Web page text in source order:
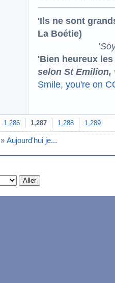
'Ils ne sont
La Boétie)
'
'Bien heureux
selon St Emilion,
Smile, you're on
1,286 1,287 1,288 1,289
» Aujourd'hui je...